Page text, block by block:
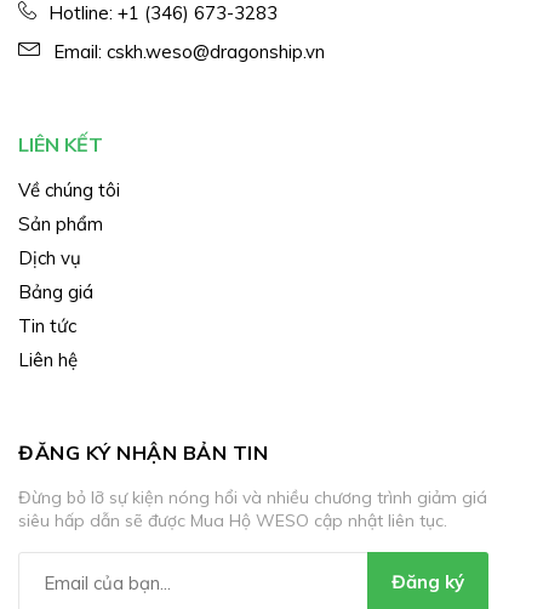
Hotline: +1 (346) 673-3283
Email: cskh.weso@dragonship.vn
LIÊN KẾT
Về chúng tôi
Sản phẩm
Dịch vụ
Bảng giá
Tin tức
Liên hệ
ĐĂNG KÝ NHẬN BẢN TIN
Đừng bỏ lỡ sự kiện nóng hổi và nhiều chương trình giảm giá
siêu hấp dẫn sẽ được Mua Hộ WESO cập nhật liên tục.
Đăng ký